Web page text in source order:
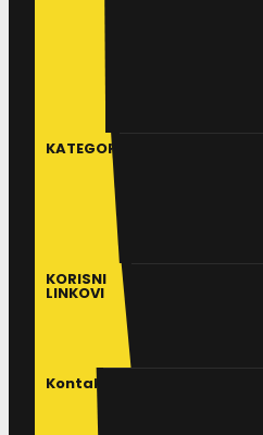
KATEGORIJE
KORISNI
LINKOVI
Kontakt